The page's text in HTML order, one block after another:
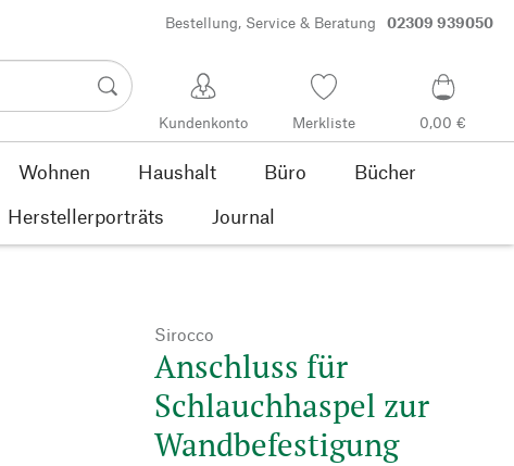
Bestellung, Service & Beratung 02309 939050
Kundenkonto Merkliste 0,00 €
Wohnen Haushalt Büro
Bücher
Herstellerporträts Journal
Sirocco
Anschluss für
Schlauchhaspel zur
Wandbefestigung